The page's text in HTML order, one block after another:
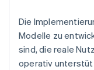
Die
Modelle zu
sind, die reale
operativ